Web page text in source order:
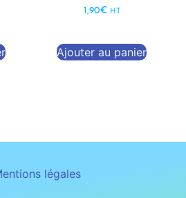
1,90€ HT
Ajouter au panier
légales